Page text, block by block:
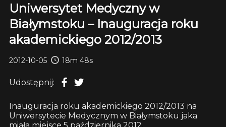
Uniwersytet Medyczny w
Białymstoku – Inauguracja roku
akademickiego 2012/2013
2012-10-05 18m 48s
Udostępnij:
Inauguracja roku akademickiego 2012/2013 na
Uniwersytecie Medycznym w Białymstoku jaka
miała miejsce 5 października 2012.